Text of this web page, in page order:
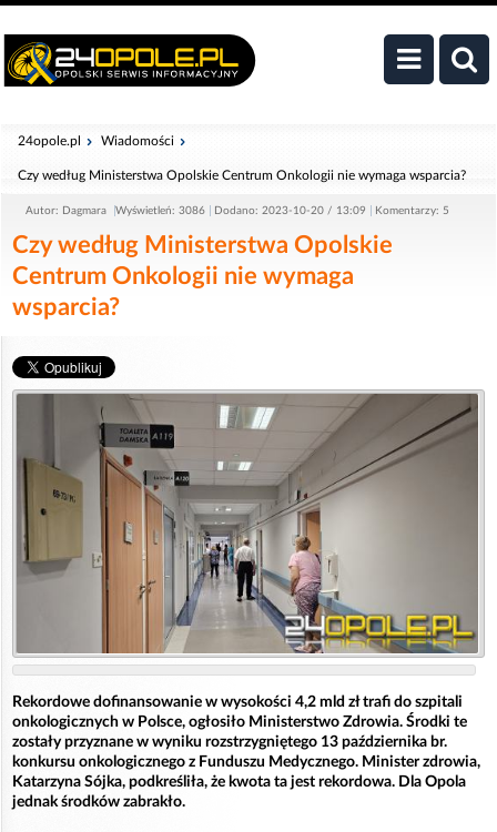
24opole.pl Wiadomości
Czy według Ministerstwa Opolskie Centrum Onkologii nie wymaga wsparcia?
Autor: Dagmara Wyświetleń: 3086 Dodano: 2023-10-20 / 13:09 Komentarzy: 5
Czy według Ministerstwa Opolskie
Centrum Onkologii nie wymaga
wsparcia?
Rekordowe dofinansowanie w wysokości 4,2 mld zł trafi do szpitali
onkologicznych w Polsce, ogłosiło Ministerstwo Zdrowia. Środki te
zostały przyznane w wyniku rozstrzygniętego 13 października br.
konkursu onkologicznego z Funduszu Medycznego. Minister zdrowia,
Katarzyna Sójka, podkreśliła, że kwota ta jest rekordowa. Dla Opola
jednak środków zabrakło.